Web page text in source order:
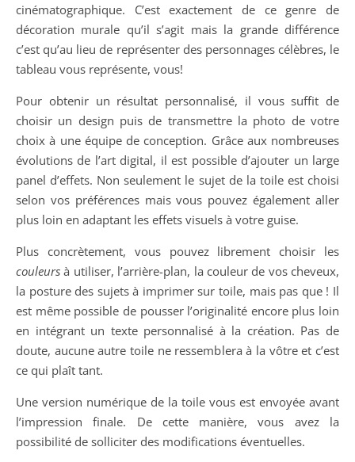
cinématographique. C’est exactement de ce genre de
décoration murale qu’il s’agit mais la grande différence
c’est qu’au lieu de représenter des personnages célèbres, le
tableau vous représente, vous!
Pour obtenir un résultat personnalisé, il vous suffit de
choisir un design puis de transmettre la photo de votre
choix à une équipe de conception. Grâce aux nombreuses
évolutions de l’art digital, il est possible d’ajouter un large
panel d’effets. Non seulement le sujet de la toile est choisi
selon vos préférences mais vous pouvez également aller
plus loin en adaptant les effets visuels à votre guise.
Plus concrètement, vous pouvez librement choisir les
couleurs à utiliser, l’arrière-plan, la couleur de vos cheveux,
la posture des sujets à imprimer sur toile, mais pas que ! Il
est même possible de pousser l’originalité encore plus loin
en intégrant un texte personnalisé à la création. Pas de
doute, aucune autre toile ne ressemblera à la vôtre et c’est
ce qui plaît tant.
Une version numérique de la toile vous est envoyée avant
l’impression finale. De cette manière, vous avez la
possibilité de solliciter des modifications éventuelles.